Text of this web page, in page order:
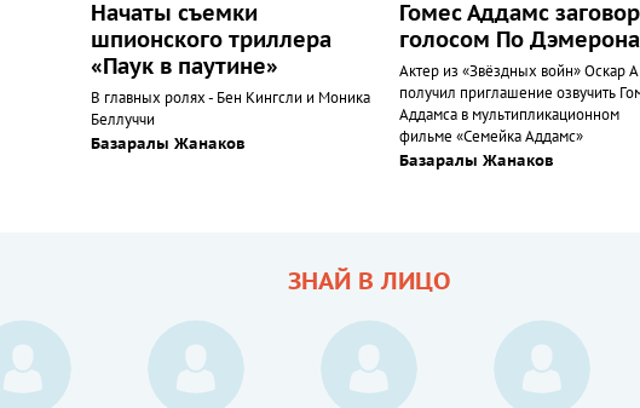
Начаты съемки
шпионского триллера
«Паук в паутине»
В главных ролях - Бен Кингсли и Моника
Беллуччи
Базаралы Жанаков
Гомес Аддамс
голосом По Дэмерона
Актер из «Звёздных войн» Оскар
получил приглашение озвучить
Аддамса в мультипликационном
фильме «Семейка Аддамс»
Базаралы Жанаков
ЗНАЙ В ЛИЦО